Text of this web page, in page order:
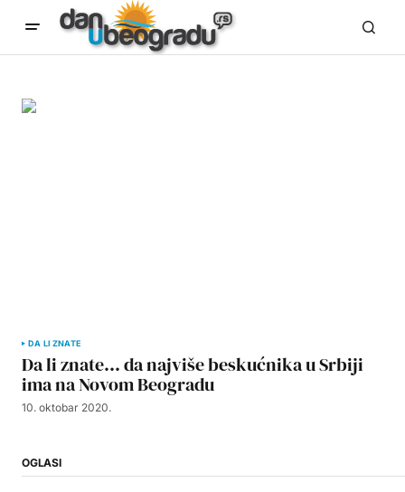
DA LI ZNATE
Da li znate… da najviše beskućnika u Srbiji
ima na Novom Beogradu
10. oktobar 2020.
OGLASI